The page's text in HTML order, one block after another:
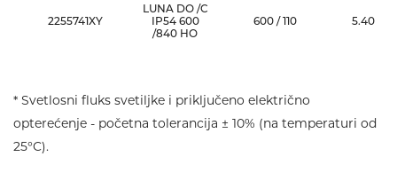
2255741XY
LUNA DO /C
IP54 600
/840 HO
600 / 110 5.40
* Svetlosni fluks svetiljke i priključeno električno
opterećenje - početna tolerancija ± 10% (na temperaturi od
25°C).